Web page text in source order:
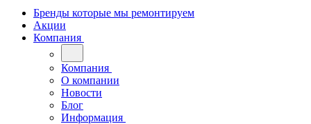
Бренды которые мы ремонтируем
Акции
Компания
Компания
О компании
Новости
Блог
Информация